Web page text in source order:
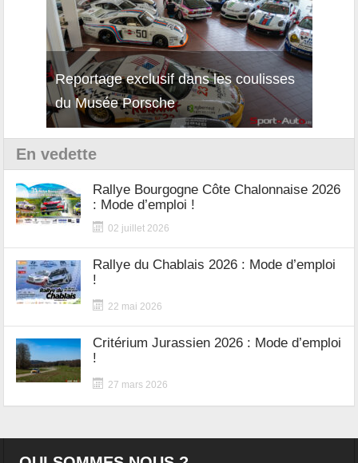
Reportage exclusif dans les coulisses
du Musée Porsche
En vedette
Rallye Bourgogne Côte Chalonnaise 2026
: Mode d’emploi !
02 juillet 2026
Rallye du Chablais 2026 : Mode d’emploi
!
22 mai 2026
Critérium Jurassien 2026 : Mode d’emploi
!
27 mars 2026